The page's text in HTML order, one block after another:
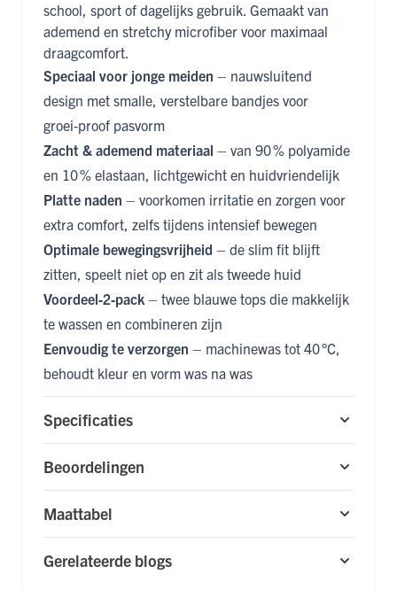
school, sport of dagelijks gebruik. Gemaakt van
ademend en stretchy microfiber voor maximaal
draagcomfort.
Speciaal voor jonge meiden – nauwsluitend
design met smalle, verstelbare bandjes voor
groei‑proof pasvorm
Zacht & ademend materiaal – van 90 % polyamide
en 10 % elastaan, lichtgewicht en huidvriendelijk
Platte naden – voorkomen irritatie en zorgen voor
extra comfort, zelfs tijdens intensief bewegen
Optimale bewegingsvrijheid – de slim fit blijft
zitten, speelt niet op en zit als tweede huid
Voordeel‑2‑pack – twee blauwe tops die makkelijk
te wassen en combineren zijn
Eenvoudig te verzorgen – machinewas tot 40 °C,
behoudt kleur en vorm was na was
Specificaties
Beoordelingen
Maattabel
Gerelateerde blogs